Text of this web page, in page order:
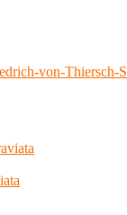
von-Thiersch-